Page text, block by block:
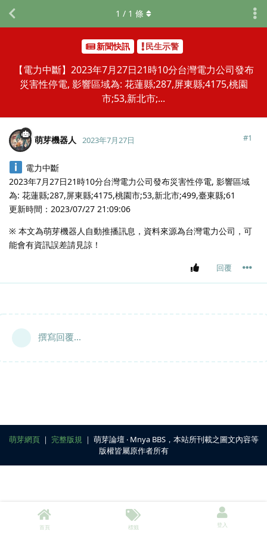
新聞快訊 民生示警
【電力中斷】2023年7月27日21時10分台灣電力公司發布
災害性停電, 影響區域為: 花蓮縣;287,屏東縣;4175,桃園
市;53,新北市;...
1 / 1 條
萌芽機器人 2023年7月27日 #1
電力中斷
2023年7月27日21時10分台灣電力公司發布災害性停電, 影響區域
為: 花蓮縣;287,屏東縣;4175,桃園市;53,新北市;499,臺東縣;61
更新時間：2023/07/27 21:09:06
※ 本文為萌芽機器人自動推播訊息，資料來源為台灣電力公司，可
能會有資訊誤差請見諒！
回覆
撰寫回覆...
萌芽網頁｜ 完整版規 ｜ 萌芽論壇 ‧ Mnya BBS，本站所刊載之圖文內容等
版權皆屬原作者所有
首頁 標籤 登入